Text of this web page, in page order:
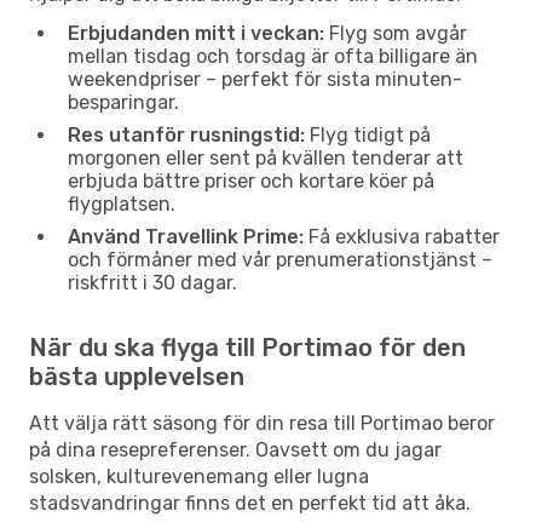
Erbjudanden mitt i veckan: Flyg som avgår
mellan tisdag och torsdag är ofta billigare än
weekendpriser – perfekt för sista minuten-
besparingar.
Res utanför rusningstid: Flyg tidigt på
morgonen eller sent på kvällen tenderar att
erbjuda bättre priser och kortare köer på
flygplatsen.
Använd Travellink Prime: Få exklusiva rabatter
och förmåner med vår prenumerationstjänst –
riskfritt i 30 dagar.
När du ska flyga till Portimao för den
bästa upplevelsen
Att välja rätt säsong för din resa till Portimao beror
på dina resepreferenser. Oavsett om du jagar
solsken, kulturevenemang eller lugna
stadsvandringar finns det en perfekt tid att åka.